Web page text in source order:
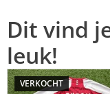
Dit vind
leuk!
VERKOCHT